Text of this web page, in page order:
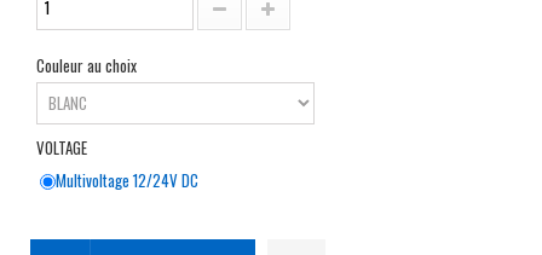
Couleur au choix
VOLTAGE
Multivoltage 12/24V DC